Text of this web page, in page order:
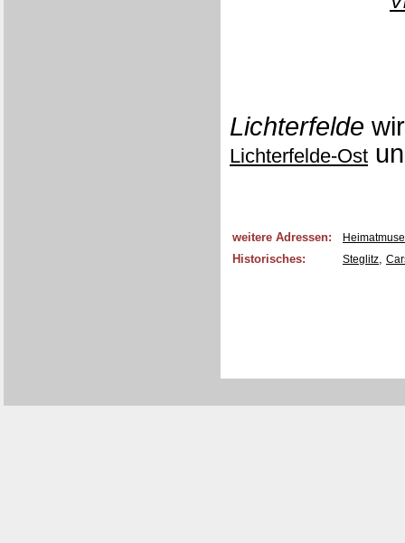
Lichterfelde
Lichterfelde-Ost
weitere Adressen:
Historisches: Steglitz